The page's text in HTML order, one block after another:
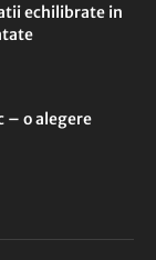
echilibrate in
– o alegere